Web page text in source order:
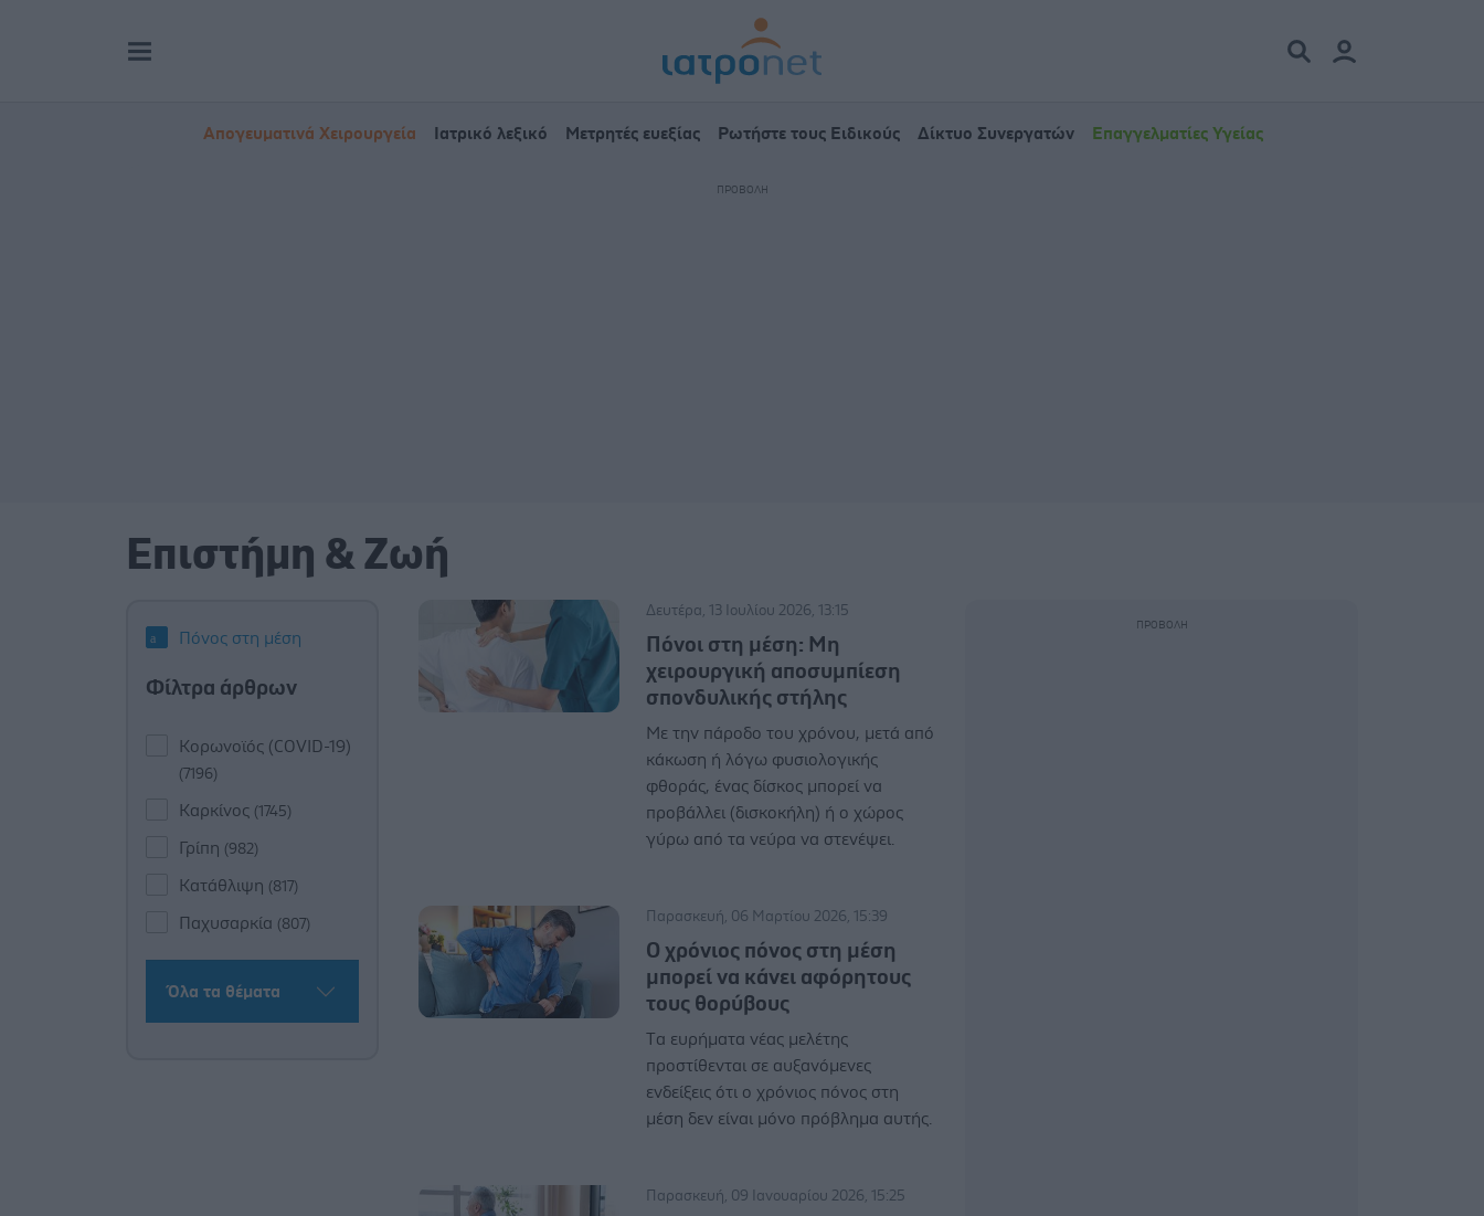
Απογευματινά Χειρουργεία Ιατρικό λεξικό Μετρητές ευεξίας Ρωτήστε τους Ειδικούς Δίκτυο Συνεργατών Επαγγελματίες Υγείας
Επιστήμη & Ζωή
Πόνος στη μέση
Φίλτρα άρθρων
Κορωνοϊός (COVID-19)
(7196)
Καρκίνος (1745)
Γρίπη (982)
Κατάθλιψη (817)
Παχυσαρκία (807)
Όλα τα θέματα
Δευτέρα, 13 Ιουλίου 2026, 13:15
Πόνοι στη μέση: Μη
χειρουργική αποσυμπίεση
σπονδυλικής στήλης
Με την πάροδο του χρόνου, μετά από
κάκωση ή λόγω φυσιολογικής
φθοράς, ένας δίσκος μπορεί να
προβάλλει (δισκοκήλη) ή ο χώρος
γύρω από τα νεύρα να στενέψει.
Παρασκευή, 06 Μαρτίου 2026, 15:39
Ο χρόνιος πόνος στη μέση
μπορεί να κάνει αφόρητους
τους θορύβους
Tα ευρήματα νέας μελέτης
προστίθενται σε αυξανόμενες
ενδείξεις ότι ο χρόνιος πόνος στη
μέση δεν είναι μόνο πρόβλημα αυτής.
Παρασκευή, 09 Ιανουαρίου 2026, 15:25